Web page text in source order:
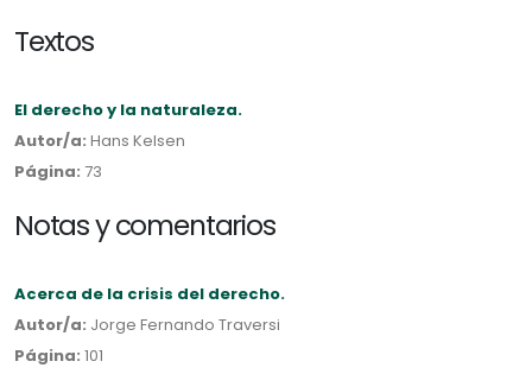
Textos
El derecho y la naturaleza.
Autor/a: Hans Kelsen
Página: 73
Notas y comentarios
Acerca de la crisis del derecho.
Autor/a: Jorge Fernando Traversi
Página: 101